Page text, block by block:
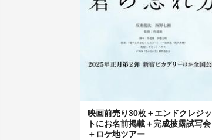
映画前売り30枚＋エンドクレジッ
トにお名前掲載＋完成披露試写会
＋ロケ地ツアー